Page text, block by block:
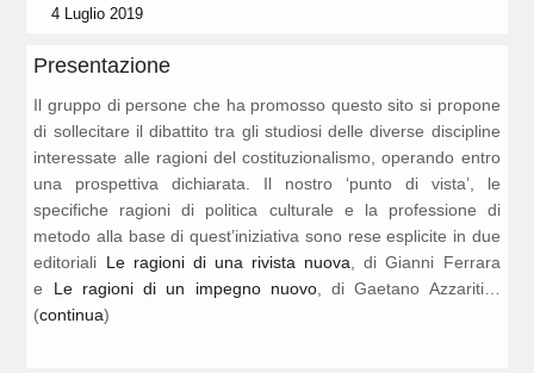
4 Luglio 2019
Presentazione
Il gruppo di persone che ha promosso questo sito si propone
di sollecitare il dibattito tra gli studiosi delle diverse discipline
interessate alle ragioni del costituzionalismo, operando entro
una prospettiva dichiarata. Il nostro ‘punto di vista’, le
specifiche ragioni di politica culturale e la professione di
metodo alla base di quest’iniziativa sono rese esplicite in due
editoriali Le ragioni di una rivista nuova , di Gianni Ferrara
e Le ragioni di un impegno nuovo, di Gaetano Azzariti…
(continua)